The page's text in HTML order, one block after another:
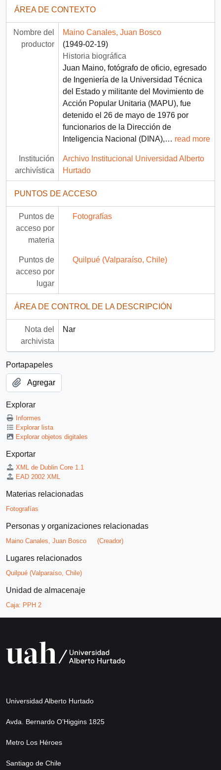
ÁREA DE CONTEXTO
Nombre del
productor
Maino Canales, Juan Bosco
(1949-02-19)
Historia biográfica
Juan Maino, fotógrafo de oficio, egresado
de Ingeniería de la Universidad Técnica
del Estado y militante del Movimiento de
Acción Popular Unitaria (MAPU), fue
detenido el 26 de mayo de 1976 por
funcionarios de la Dirección de
Inteligencia Nacional (DINA),… read more
Institución
archivística
Archivo Institucional Universidad Alberto
Hurtado
PUNTOS DE ACCESO
Puntos de
acceso por
materia
Fotografías
Puntos de
acceso por
lugar
Quilpué (Valparaíso, Chile)
ÁREA DE CONTROL DE LA DESCRIPCIÓN
Nota del
archivista
Nar
Portapapeles
Agregar
Explorar
Informes
Explorar lista
Explorar objetos digitales
Exportar
XML de Dublin Core 1.1
EAD 2002 XML
Materias relacionadas
Fotografías
Personas y organizaciones relacionadas
Maino Canales, Juan Bosco (Creador)
Lugares relacionados
Quilpué (Valparaíso, Chile)
Unidad de almacenaje
Caja: PPH 2
Universidad Alberto Hurtado
Avda. Bernardo O’Higgins 1825
Metro Los Héroes
Santiago de Chile